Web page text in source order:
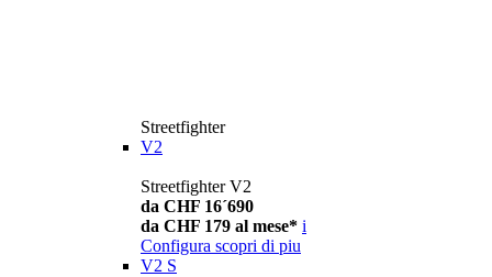
Streetfighter
V2
Streetfighter V2
da CHF 16´690
da CHF 179 al mese* i
Configura scopri di piu
V2 S